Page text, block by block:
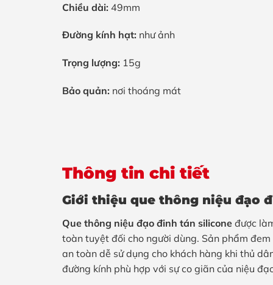
Chiều dài: 49mm
Đường kính hạt: như ảnh
Trọng lượng: 15g
Bảo quản: nơi thoáng mát
Thông tin chi tiết
Giới thiệu que thông niệu đạo
Que thông niệu đạo đinh tán silicone được
toàn tuyệt đối cho người dùng. Sản phẩm
an toàn dễ sử dụng cho khách hàng khi thủ
đường kính phù hợp với sự co giãn của niệu